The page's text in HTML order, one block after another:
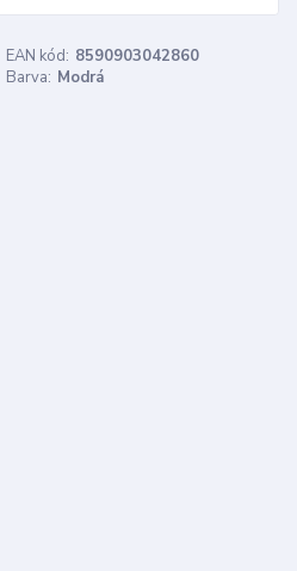
EAN kód: 8590903042860
Barva: Modrá